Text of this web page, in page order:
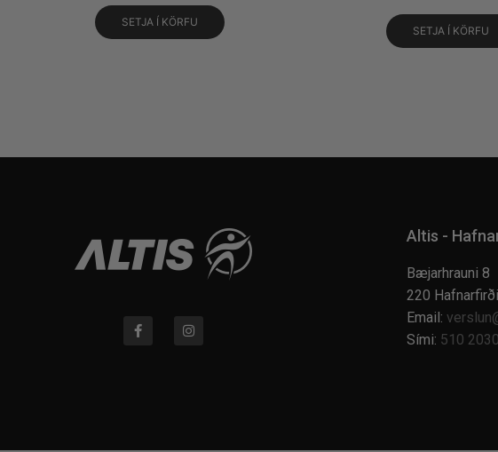
SETJA Í KÖRFU
SETJA Í KÖRFU
Altis -
Bæjarhrauni 8
220 Hafnarfirði
Email:
Sími: 510 2030